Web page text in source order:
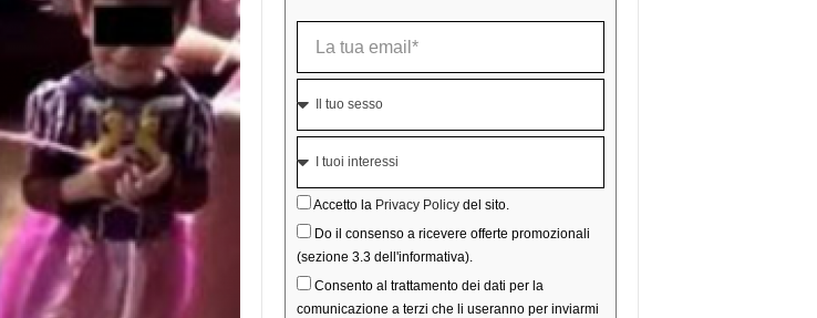
Accetto la Privacy Policydel sito.
Do il consenso a ricevere offerte promozionali
(sezione 3.3 dell'informativa).
Consento al trattamento dei dati per la
comunicazione a terzi che li useranno per inviarmi